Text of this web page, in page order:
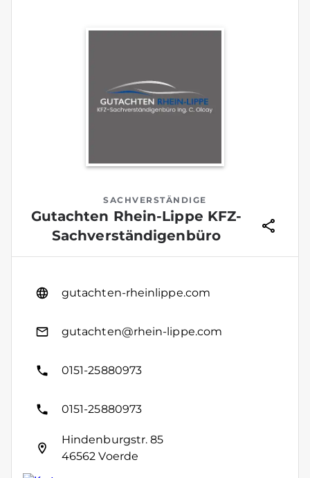
SACHVERSTÄNDIGE
Gutachten Rhein-Lippe KFZ-
Sachverständigenbüro
gutachten-rheinlippe.com
gutachten@rhein-lippe.com
0151-25880973
0151-25880973
Hindenburgstr. 85
46562 Voerde